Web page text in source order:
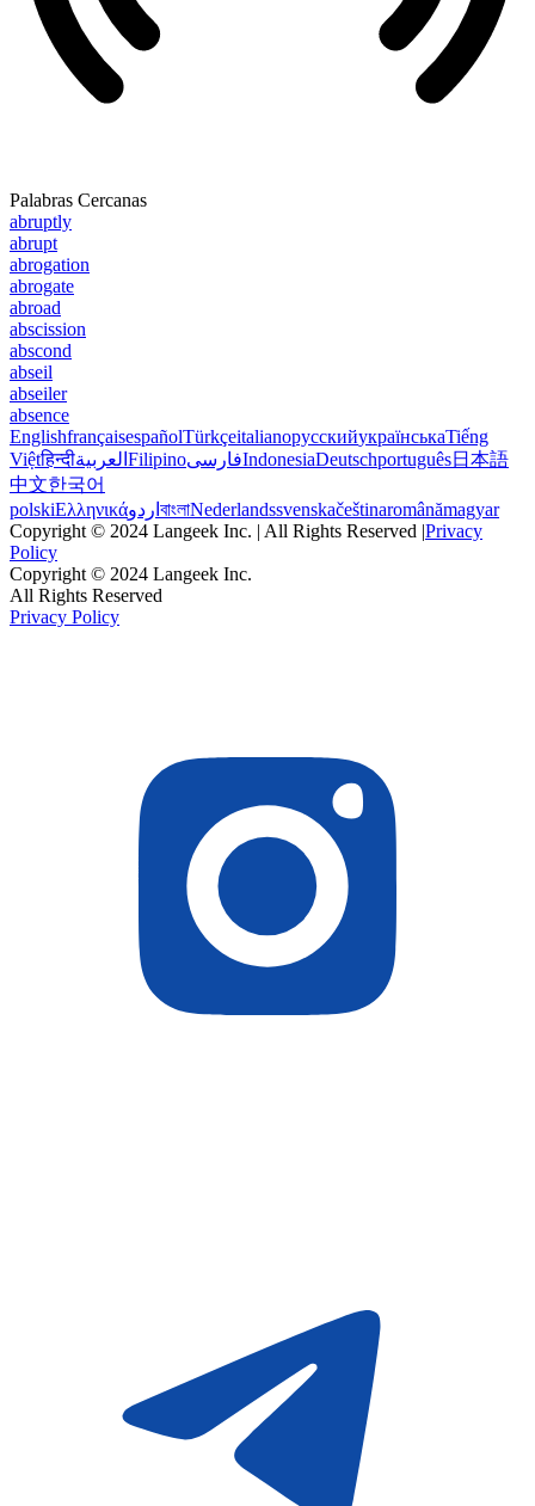
Palabras Cercanas
abruptly
abrupt
abrogation
abrogate
abroad
abscission
abscond
abseil
abseiler
absence
EnglishfrançaisespañolTürkçeitalianoрусскийукраїнськаTiếng
Việtहिन्दीالعربية FilipinoفارسیIndonesiaDeutschportuguês日本語
中文한국어
polskiΕλληνικάاردو বাংলাNederlandssvenskačeštinaromânămagyar
Copyright © 2024 Langeek Inc. | All Rights Reserved |Privacy
Policy
Copyright © 2024 Langeek Inc.
All Rights Reserved
Privacy Policy